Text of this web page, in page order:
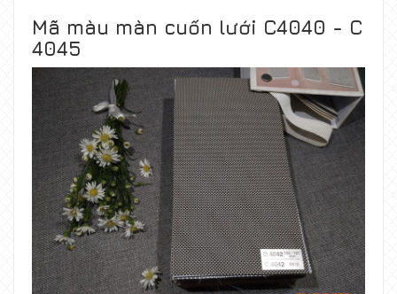
Mã màu màn cuốn lưới C4040 - C
4045